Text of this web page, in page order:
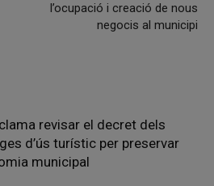
l’ocupació i creació de nous
negocis al municipi
revisar el decret dels
d’ús turístic per preservar
municipal